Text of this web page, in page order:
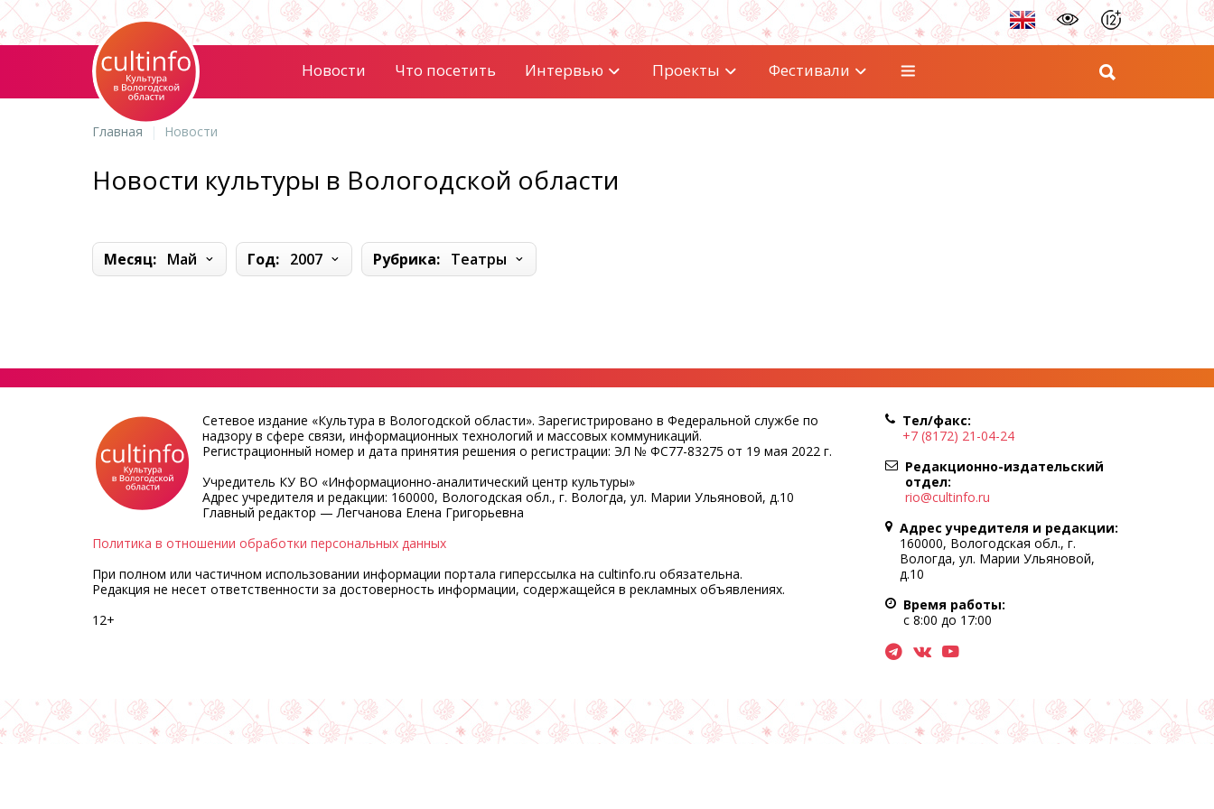
Новости Что посетить Интервью Проекты Фестивали
Главная Новости
Новости культуры в Вологодской области
Месяц: Май Год: 2007 Рубрика: Театры
Сетевое издание «Культура в Вологодской области». Зарегистрировано в Федеральной службе по
надзору в сфере связи, информационных технологий и массовых коммуникаций.
Регистрационный номер и дата принятия решения о регистрации: ЭЛ № ФС77-83275 от 19 мая 2022 г.
Учредитель КУ ВО «Информационно-аналитический центр культуры»
Адрес учредителя и редакции: 160000, Вологодская обл., г. Вологда, ул. Марии Ульяновой, д.10
Главный редактор — Легчанова Елена Григорьевна
Политика в отношении обработки персональных данных
При полном или частичном использовании информации портала гиперссылка на cultinfo.ru обязательна.
Редакция не несет ответственности за достоверность информации, содержащейся в рекламных объявлениях.
12+
Тел/факс:
+7 (8172) 21-04-24
Редакционно-издательский
отдел:
rio@cultinfo.ru
Адрес учредителя и редакции:
160000, Вологодская обл., г.
Вологда, ул. Марии Ульяновой,
д.10
Время работы:
с 8:00 до 17:00